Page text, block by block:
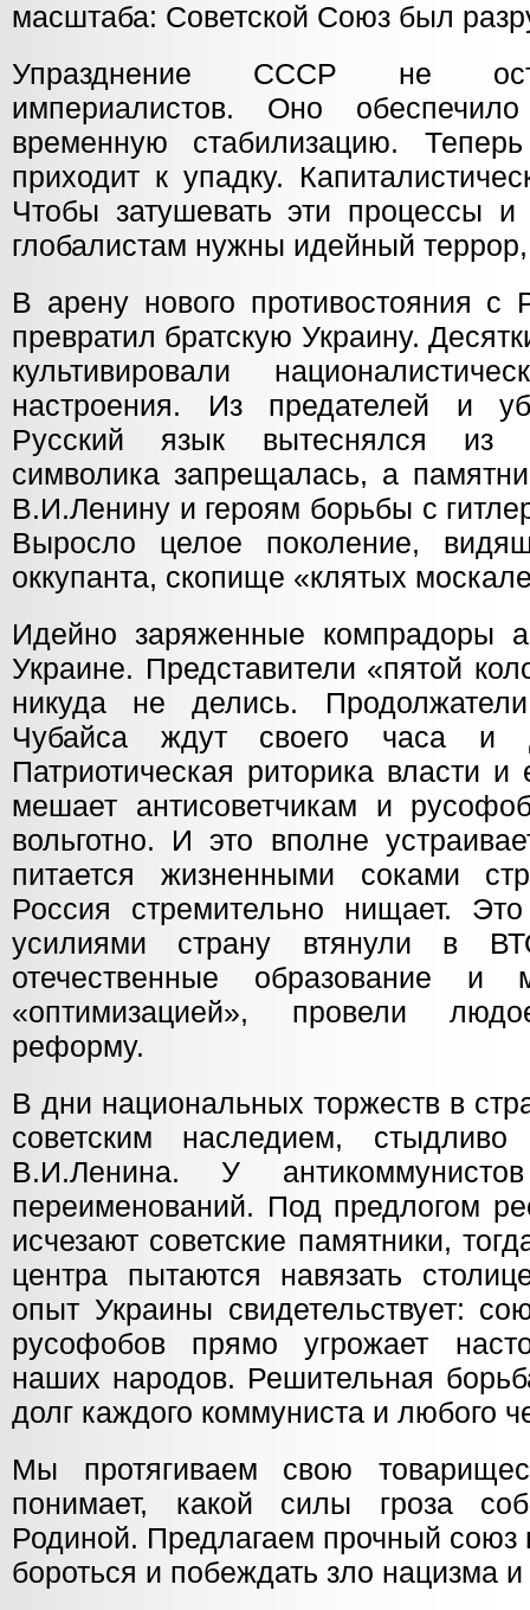
масштаба: Советской Союз был
Упразднение СССР не
империалистов. Оно
временную стабилизацию.
приходит к упадку.
Чтобы затушевать эти процессы и
глобалистам нужны идейный
В арену нового противостояния с
превратил братскую Украину.
культивировали
настроения. Из предателей и
Русский язык вытеснялся из
символика запрещалась, а
В.И.Ленину и героям борьбы с
Выросло целое поколение,
оккупанта, скопище «клятых
Идейно заряженные компрадоры
Украине. Представители «пятой
никуда не делись.
Чубайса ждут своего часа и
Патриотическая риторика власти и
мешает антисоветчикам и
вольготно. И это вполне
питается жизненными соками
Россия стремительно нищает.
усилиями страну втянули в
отечественные образование и
«оптимизацией», провели
реформу.
В дни национальных торжеств в
советским наследием,
В.И.Ленина. У
переименований. Под предлогом
исчезают советские памятники,
центра пытаются навязать
опыт Украины свидетельствует:
русофобов прямо угрожает
наших народов. Решительная
долг каждого коммуниста и любого
Мы протягиваем свою
понимает, какой силы гроза
Родиной. Предлагаем прочный союз
бороться и побеждать зло нацизма